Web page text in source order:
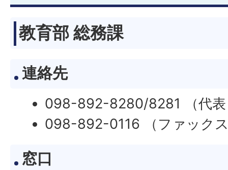
教育部 総務課
連絡先
098-892-8280/8281 （代
098-892-0116 （ファック
窓口